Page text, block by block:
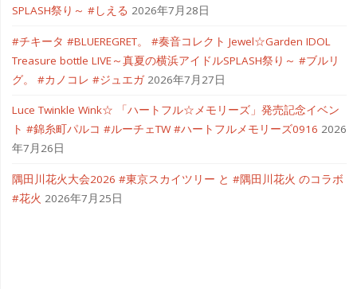
SPLASH祭り～ #しえる 2026年7月28日
#チキータ #BLUEREGRET。 #奏音コレクト Jewel☆Garden IDOL
Treasure bottle LIVE～真夏の横浜アイドルSPLASH祭り～ #ブルリ
グ。 #カノコレ #ジュエガ 2026年7月27日
Luce Twinkle Wink☆ 「ハートフル☆メモリーズ」発売記念イベン
ト #錦糸町パルコ #ルーチェTW #ハートフルメモリーズ0916 2026
年7月26日
隅田川花火大会2026 #東京スカイツリー と #隅田川花火 のコラボ
#花火 2026年7月25日